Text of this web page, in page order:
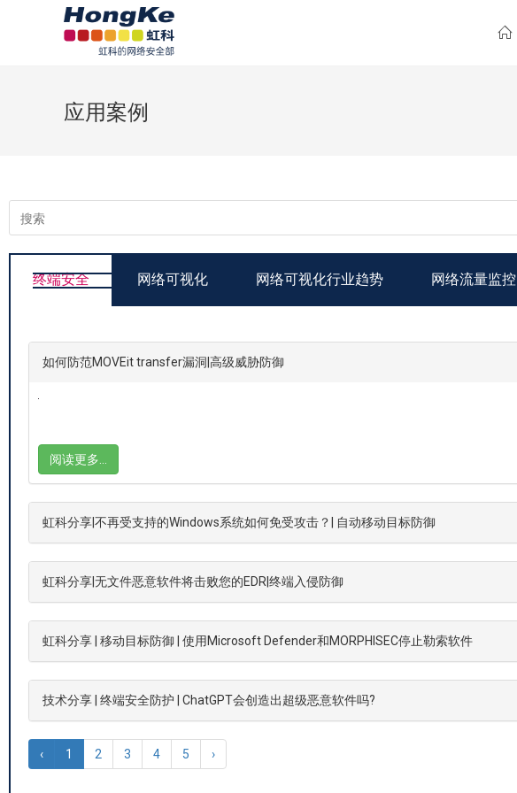
应用案例
终端安全 网络可视化 网络可视化行业趋势 网络流量监控
如何防范MOVEit transfer漏洞|高级威胁防御
阅读更多…
虹科分享|不再受支持的Windows系统如何免受攻击？| 自动移动目标防御
虹科分享|无文件恶意软件将击败您的EDR|终端入侵防御
虹科分享 | 移动目标防御 | 使用Microsoft Defender和MORPHISEC停止勒索软件
技术分享 | 终端安全防护 | ChatGPT会创造出超级恶意软件吗?
‹ 1 2 3 4 5 ›